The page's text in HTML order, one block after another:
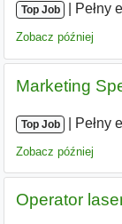
Top Job Pełny
Zobacz później
Marketing
Top Job Pełny
Zobacz później
Operator